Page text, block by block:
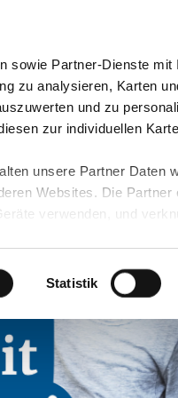
sowie Partner-Dienste
zu analysieren, Karten
und zu
zur individuellen
unsere Partner Daten
Websites. Die Partner
verwenden, und
und in
Zwecke aktiviert
Buttons über Ihre
stets für die Zukunft
Statistik
Presse & Themen